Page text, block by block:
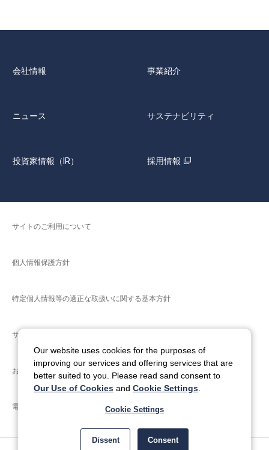
会社情報 事業紹介
ニュース サステナビリティ
投資家情報（IR） 採用情報
サイトのご利用について
個人情報保護方針
特定個人情報等の適正な取扱いに関する基本方針
サイトマップ
お問い合わせ
電子公告
Our website uses cookies for the purposes of
improving our services and offering services that are
better suited to you. Please read sand consent to
Our Use of Cookies and Cookie Settings
Cookie Settings
Dissent Consent